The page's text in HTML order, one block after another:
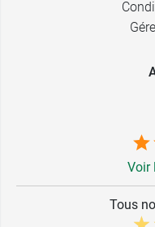
Voir
Tous